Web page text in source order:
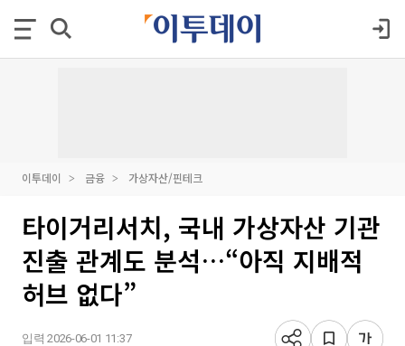
이투데이 금융 가상자산/핀테크
타이거리서치, 국내 가상자산 기관
진출 관계도 분석…“아직 지배적
허브 없다”
입력 2026-06-01 11:37